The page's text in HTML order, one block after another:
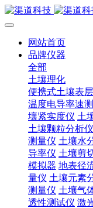
网站首页
品牌仪器
全部
土壤理化
便携式土壤表
温度电导率速
壤紧实度仪 土
土壤颗粒分析仪
测量仪 土壤水
导率仪 土壤剪
模拟器 地表径
量仪 土壤元素
测量仪 土壤气
透性测试仪 激